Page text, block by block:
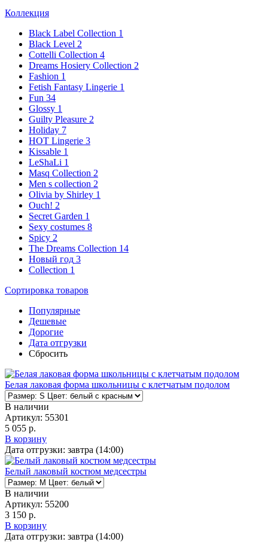
Коллекция
Black Label Collection 1
Black Level 2
Cottelli Collection 4
Dreams Hosiery Collection 2
Fashion 1
Fetish Fantasy Lingerie 1
Fun 34
Glossy 1
Guilty Pleasure 2
Holiday 7
HOT Lingerie 3
Kissable 1
LeShaLi 1
Masq Collection 2
Men s collection 2
Olivia by Shirley 1
Ouch! 2
Secret Garden 1
Sexy costumes 8
Spicy 2
The Dreams Collection 14
Новый год 3
Сollection 1
Сортировка товаров
Популярные
Дешевые
Дорогие
Дата отгрузки
Сбросить
Белая лаковая форма школьницы с клетчатым подолом
В наличии
Артикул: 55301
5 055 р.
В корзину
Дата отгрузки: завтра (14:00)
Белый лаковый костюм медсестры
В наличии
Артикул: 55200
3 150 р.
В корзину
Дата отгрузки: завтра (14:00)